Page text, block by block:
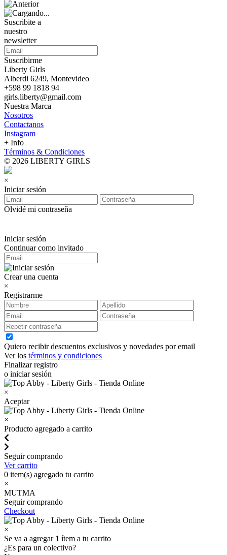
Suscribite a
nuestro
newsletter
Suscribirme
Liberty Girls
Alberdi 6249, Montevideo
+598 99 1818 94
girls.liberty@gmail.com
Nuestra Marca
Nosotros
Contactanos
Instagram
+ Info
Términos & Condiciones
© 2026 LIBERTY GIRLS
×
Iniciar sesión
Olvidé mi contraseña
Iniciar sesión
Continuar como invitado
Crear una cuenta
×
Registrarme
Quiero recibir descuentos exclusivos y novedades por email
Ver los términos y condiciones
Finalizar registro
o iniciar sesión
×
Aceptar
×
Producto agregado a carrito
Seguir comprando
Ver carrito
0 item(s) agregado tu carrito
×
MUTMA
Seguir comprando
Checkout
×
Se va a agregar 1 ítem a tu carrito
¿Es para un colectivo?